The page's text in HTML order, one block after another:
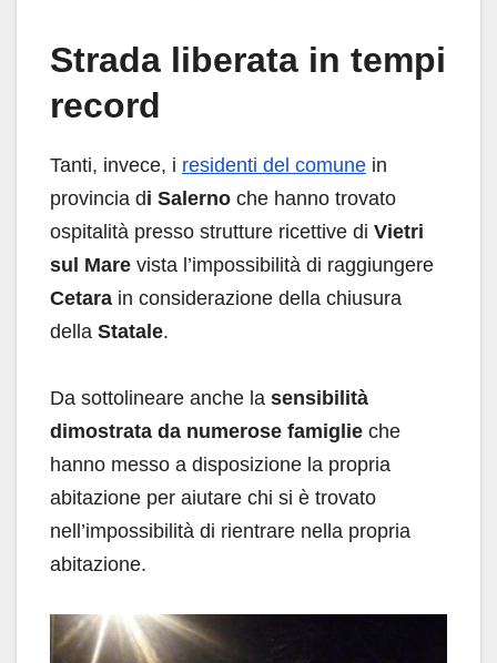
Strada liberata in tempi
record
Tanti, invece, i residenti del comune in
provincia di Salerno che hanno trovato
ospitalità presso strutture ricettive di Vietri
sul Mare vista l’impossibilità di raggiungere
Cetara in considerazione della chiusura
della Statale.
Da sottolineare anche la sensibilità
dimostrata da numerose famiglie che
hanno messo a disposizione la propria
abitazione per aiutare chi si è trovato
nell’impossibilità di rientrare nella propria
abitazione.